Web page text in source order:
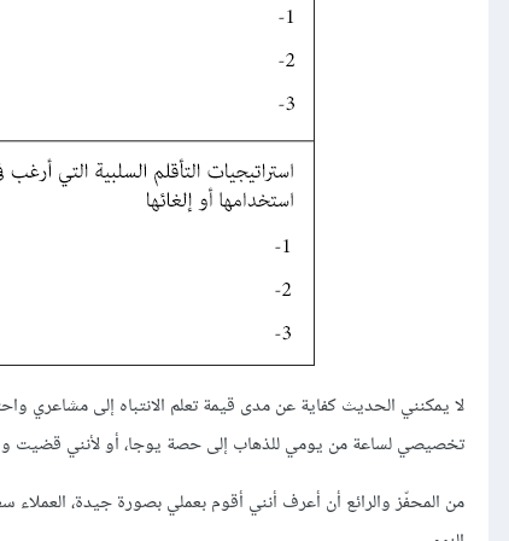
لا يمكنني الحديث كفاية عن مدى قيمة تعلم الانتباه إلى مشاعري
تخصيصي لساعة من يومي للذهاب إلى حصة يوجا، أو لأنني قضيت
من المحفّز والرائع أن أعرف أنني أقوم بعملي بصورة جيدة،